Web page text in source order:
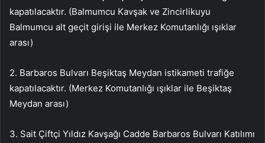
kapatılacaktır. (Balmumcu Kavşak ve Zincirlikuyu
Balmumcu alt geçit girişi ile Merkez Komutanlığı ışıklar
arası)
2. Barbaros Bulvarı Beşiktaş Meydan istikameti trafiğe
kapatılacaktır. (Merkez Komutanlığı ışıklar ile Beşiktaş
Meydan arası)
3. Sait Çiftçi Yıldız Kavşağı Cadde Barbaros Bulvarı Katılımı